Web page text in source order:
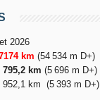
2026
km (54 534 m D+)
795,2 km (5 696 m D+)
952,1 km (5 393 m D+)